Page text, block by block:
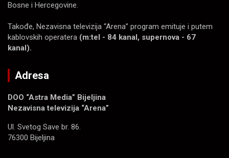
Bosne i Hercegovine.
Takođe, Nezavisna televizija “Arena” program emituje i putem
kablovskih operatera (m:tel - 84 kanal, supernova - 67
kanal).
Adresa
DOO “Astra Media” Bijeljina
Nezavisna televizija “Arena”
Ul. Svetog Save br. 86.
76300 Bijeljina